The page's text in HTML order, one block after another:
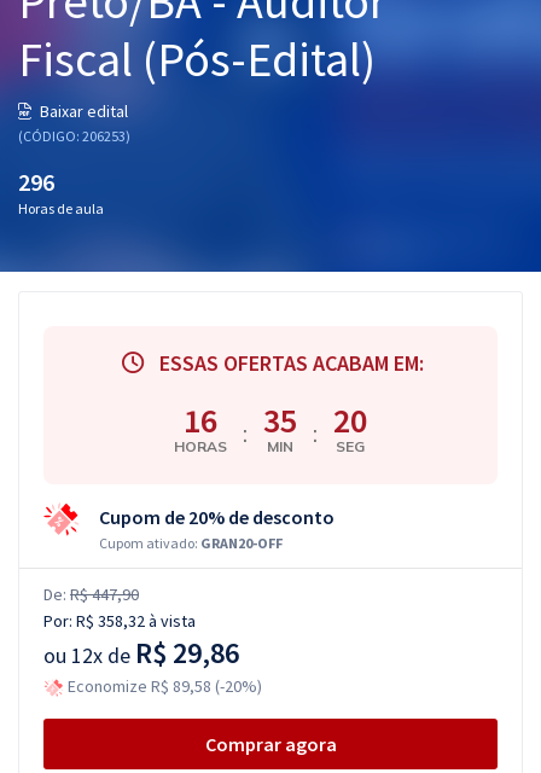
Graduação
OAB
Conteúdo gratuito
Fiscal (Pós-Edital)
Baixar edital
(CÓDIGO: 206253)
296
Horas de aula
ESSAS OFERTAS ACABAM EM:
16
HORAS : 35
MIN : 19
SEG
Cupom de 20% de desconto
Cupom ativado: GRAN20-OFF
De: R$ 447,90
Por: R$ 358,32à vista
ou 12x de R$ 29,86
Economize R$ 89,58 (-20%)
Comprar agora